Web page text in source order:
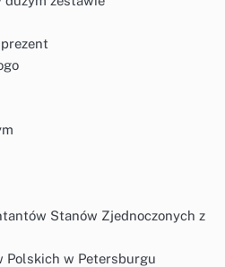
Stanów Zjednoczonych z
Polskich w Petersburgu